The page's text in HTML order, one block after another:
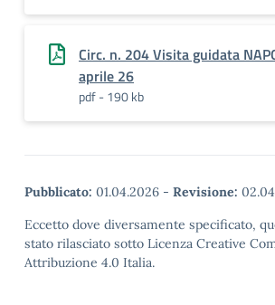
Circ. n. 204 Visita guidata
aprile 26
pdf - 190 kb
Pubblicato: 01.04.2026 - Revisione:
Eccetto dove diversamente specificato,
stato rilasciato sotto Licenza Creative
Attribuzione 4.0 Italia.